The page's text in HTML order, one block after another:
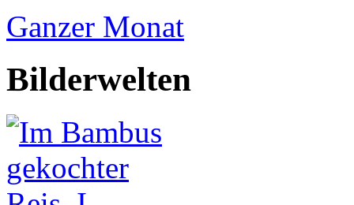
Ganzer Monat
Bilderwelten